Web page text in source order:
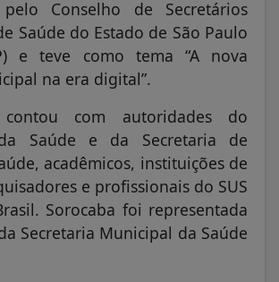
Conselho de Secretários
Saúde do Estado de São Paulo
e teve como tema “A nova
na era digital”.
com autoridades do
Saúde e da Secretaria de
acadêmicos, instituições de
e profissionais do SUS
Sorocaba foi representada
Secretaria Municipal da Saúde